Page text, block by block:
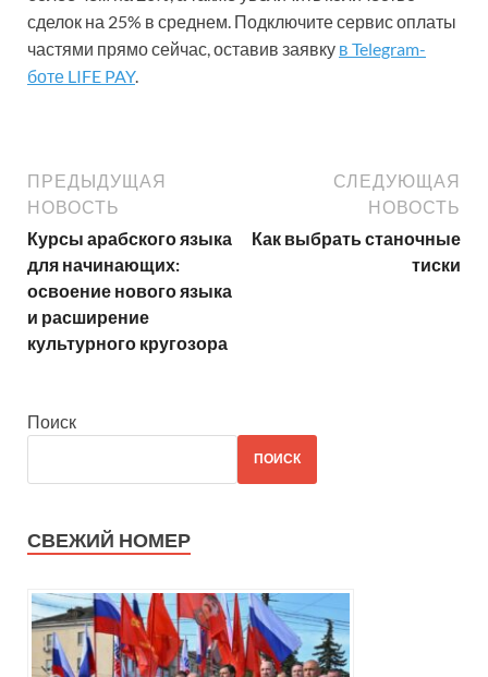
сделок на 25% в среднем. Подключите сервис оплаты
частями прямо сейчас, оставив заявку в Telegram-
боте LIFE PAY.
ПРЕДЫДУЩАЯ
НОВОСТЬ
Курсы арабского языка
для начинающих:
освоение нового языка
и расширение
культурного кругозора
СЛЕДУЮЩАЯ
НОВОСТЬ
Как выбрать станочные
тиски
Поиск
ПОИСК
СВЕЖИЙ НОМЕР